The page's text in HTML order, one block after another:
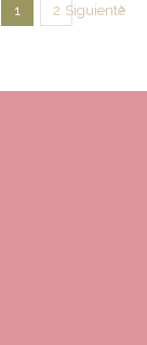
1 2 Siguiente